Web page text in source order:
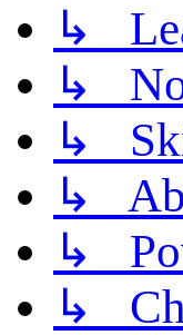
↳
↳
↳
↳
↳
↳